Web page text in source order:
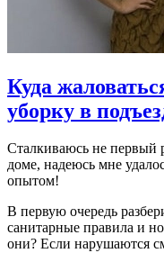
Куда
уборку в
Сталкиваюсь не первый
доме, надеюсь мне
опытом!
В первую очередь
санитарные правила и
они? Если нарушаются